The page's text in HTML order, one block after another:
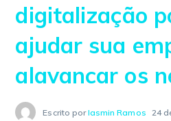
digitalização
ajudar sua
alavancar os
Escrito porIasmin Ramos 24